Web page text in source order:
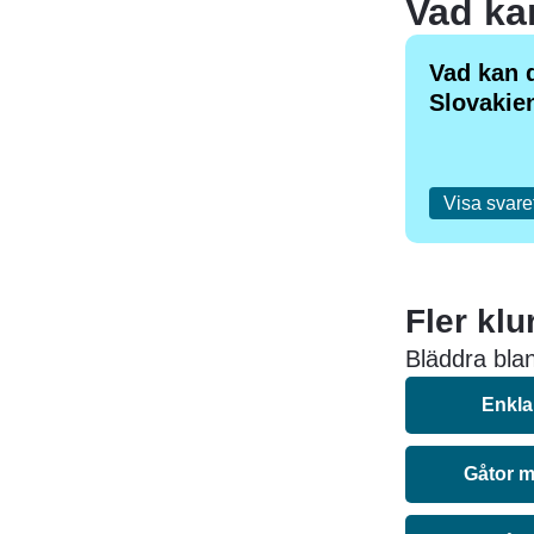
Vad kan
Visa
Fler
Bläddra
Gåtor